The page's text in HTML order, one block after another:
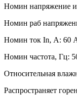
Номин напряжение
Номин раб
Номин ток In, А: 60
Номин частота, Гц:
Относительная
Распространяет